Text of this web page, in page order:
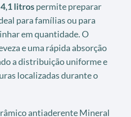
4,1 litrospermite preparar
para famílias ou para
em quantidade. O
e uma rápida absorção
a distribuição uniforme e
localizadas durante o
antiaderente Mineral